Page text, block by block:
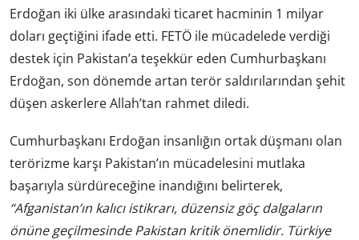
Erdoğan iki ülke arasındaki ticaret hacminin 1 milyar
doları geçtiğini ifade etti. FETÖ ile mücadelede verdiği
destek için Pakistan’a teşekkür eden Cumhurbaşkanı
Erdoğan, son dönemde artan terör saldırılarından şehit
düşen askerlere Allah’tan rahmet diledi.
Cumhurbaşkanı Erdoğan insanlığın ortak düşmanı olan
terörizme karşı Pakistan’ın mücadelesini mutlaka
başarıyla sürdüreceğine inandığını belirterek,
“Afganistan’ın kalıcı istikrarı, düzensiz göç dalgaların
önüne geçilmesinde Pakistan kritik önemlidir. Türkiye